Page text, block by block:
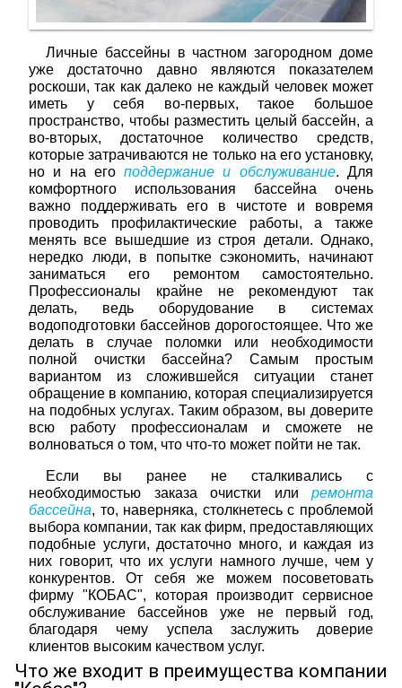
Личные бассейны в частном загородном доме
уже достаточно давно являются показателем
роскоши, так как далеко не каждый человек может
иметь у себя во-первых, такое большое
пространство, чтобы разместить целый бассейн, а
во-вторых, достаточное количество средств,
которые затрачиваются не только на его установку,
но и на егоподдержание и обслуживание. Для
комфортного использования бассейна очень
важно поддерживать его в чистоте и вовремя
проводить профилактические работы, а также
менять все вышедшие из строя детали. Однако,
нередко люди, в попытке сэкономить, начинают
заниматься его ремонтом самостоятельно.
Профессионалы крайне не рекомендуют так
делать, ведь оборудование в системах
водоподготовки бассейнов дорогостоящее. Что же
делать в случае поломки или необходимости
полной очистки бассейна? Самым простым
вариантом из сложившейся ситуации станет
обращение в компанию, которая специализируется
на подобных услугах. Таким образом, вы доверите
всю работу профессионалам и сможете не
волноваться о том, что что-то может пойти не так.
Если вы ранее не сталкивались с
необходимостью заказа очистки или ремонта
бассейна, то, наверняка, столкнетесь с проблемой
выбора компании, так как фирм, предоставляющих
подобные услуги, достаточно много, и каждая из
них говорит, что их услуги намного лучше, чем у
конкурентов. От себя же можем посоветовать
фирму "КОБАС", которая производит сервисное
обслуживание бассейнов уже не первый год,
благодаря чему успела заслужить доверие
клиентов высоким качеством услуг.
Что же входит в преимущества компании